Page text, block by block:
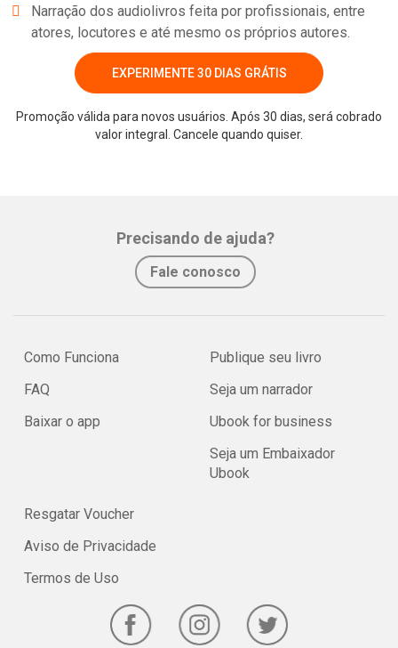
Narração dos audiolivros feita por profissionais, entre
atores, locutores e até mesmo os próprios autores.
EXPERIMENTE 30 DIAS GRÁTIS
Promoção válida para novos usuários. Após 30 dias, será cobrado
valor integral. Cancele quando quiser.
Precisando de ajuda?
Fale conosco
Como Funciona
FAQ
Baixar o app
Publique seu livro
Seja um narrador
Ubook for business
Seja um Embaixador
Ubook
Resgatar Voucher
Aviso de Privacidade
Termos de Uso
Whatsapp Twitter E-mail